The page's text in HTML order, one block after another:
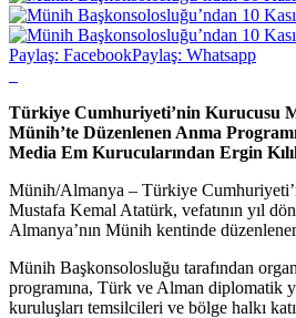
Paylaş: FacebookPaylaş: Whatsapp
Türkiye Cumhuriyeti’nin Kurucusu
Münih’te Düzenlenen Anma
Media Em Kurucularından Ergin
Münih/Almanya – Türkiye
Mustafa Kemal Atatürk, vefatının yıl
Almanya’nın Münih kentinde
Münih Başkonsolosluğu tarafından
programına, Türk ve Alman diplomatik
kuruluşları temsilcileri ve bölge halkı